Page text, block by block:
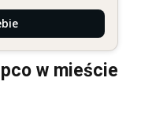
w mieście